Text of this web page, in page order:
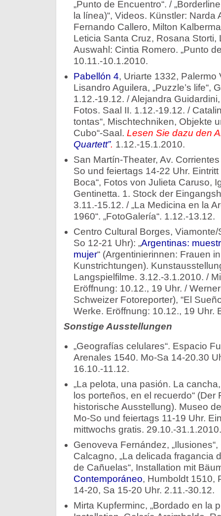
„Punto de Encuentro“. /
la línea)“, Videos. Künstler:
Fernando Callero, Milton
Leticia Santa Cruz, Rosana Storti,
Auswahl: Cintia Romero. „Punto
10.11.-10.1.2010.
Pabellón 4, Uriarte 1332, Palermo
Lisandro Aguilera, „Puzzle’s life“,
1.12.-19.12. / Alejandra
Fotos. Saal II. 1.12.-19.12. /
tontas“, Mischtechniken, Objekte
Cubo“-Saal. Lesen Sie dazu den
Quartett”. 1.12.-15.1.2010.
San Martín-Theater, Av.
So und feiertags 14-22 Uhr. Eintritt
Boca“, Fotos von Julieta Caruso,
Gentinetta. 1. Stock der
3.11.-15.12. / „La Medicina en la
1960“. „FotoGalería“. 1.12.-13.12.
Centro Cultural Borges,
So 12-21 Uhr): „Argentinas:
mujer“ (Argentinierinnen: Frauen
Kunstrichtungen).
Langspielfilme. 3.12.-3.1.2010. /
Eröffnung: 10.12., 19 Uhr. /
Schweizer Fotoreporter), “El
Werke. Eröffnung: 10.12., 19 Uhr.
Sonstige Ausstellungen
„Geografías celulares“. Espacio
Arenales 1540. Mo-Sa 14-20.30
16.10.-11.12.
„La pelota, una pasión. La
los porteños, en el recuerdo“
historische Ausstellung). Museo
Mo-So und feiertags 11-19 Uhr.
mittwochs gratis. 29.10.-31.1.2010.
Genoveva Fernández,
Calcagno, „La delicada fragancia
de Cañuelas“, Installation mit
Contemporáneo, Humboldt 1510,
14-20, Sa 15-20 Uhr. 2.11.-30.12.
Mirta Kupferminc, „Bordado en la